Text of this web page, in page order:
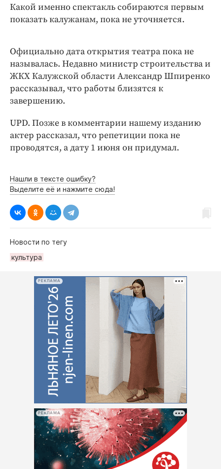
Бренд года
Работодатель года
Какой именно спектакль собираются первым
показать калужанам, пока не уточняется.
Официально дата открытия театра пока не
называлась. Недавно министр строительства и
ЖКХ Калужской области Александр Шпиренко
рассказывал, что работы близятся к
завершению.
UPD. Позже в комментарии нашему изданию
актер рассказал, что репетиции пока не
проводятся, а дату 1 июня он придумал.
Нашли в тексте ошибку?
Выделите её и нажмите сюда!
Новости по тегу
культура
РЕКЛАМА
РЕКЛАМА